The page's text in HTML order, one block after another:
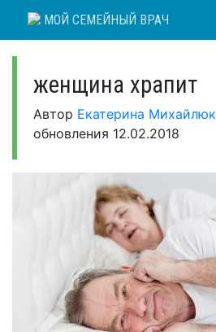
МОЙ СЕМЕЙНЫЙ ВРАЧ
женщина храпит
Автор Екатерина Михайлюк
обновления 12.02.2018